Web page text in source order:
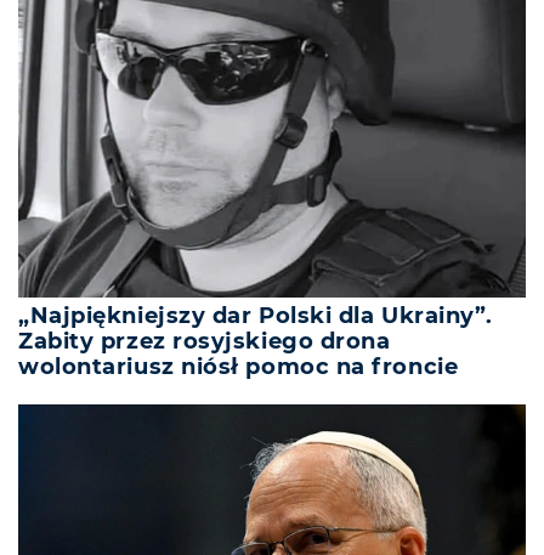
„Najpiękniejszy dar Polski dla Ukrainy”.
Zabity przez rosyjskiego drona
wolontariusz niósł pomoc na froncie